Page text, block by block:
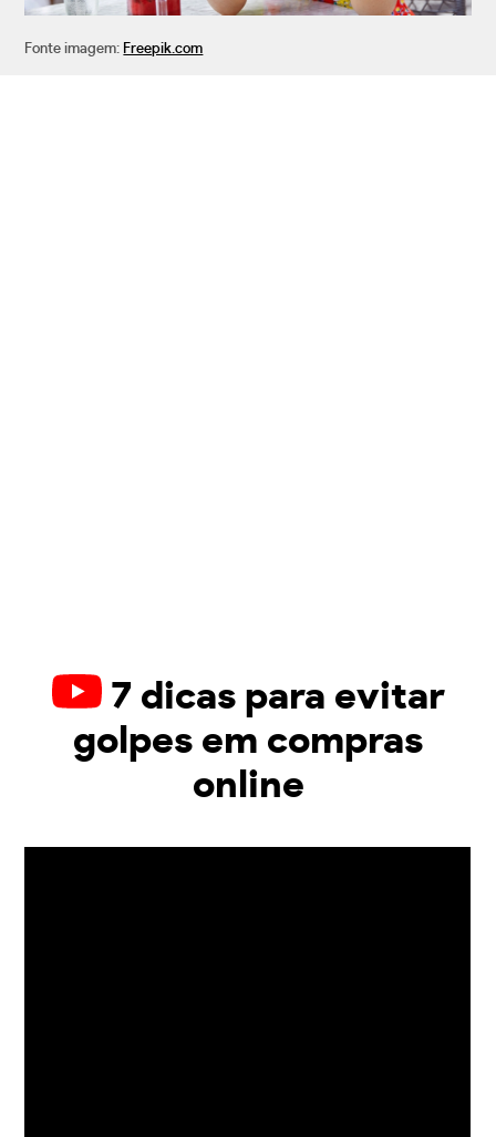
Fonte imagem: Freepik.com
7 dicas para evitar
golpes em compras
online